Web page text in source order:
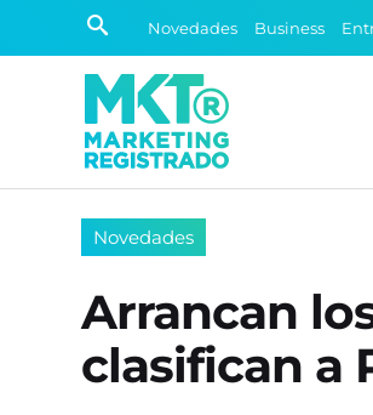
Novedades Business
Novedades
Arrancan
clasifican a